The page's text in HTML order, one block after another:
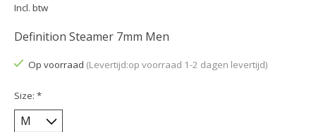
Incl. btw
Definition Steamer 7mm Men
Op voorraad (Levertijd:op voorraad 1-2 dagen levertijd)
Size: *